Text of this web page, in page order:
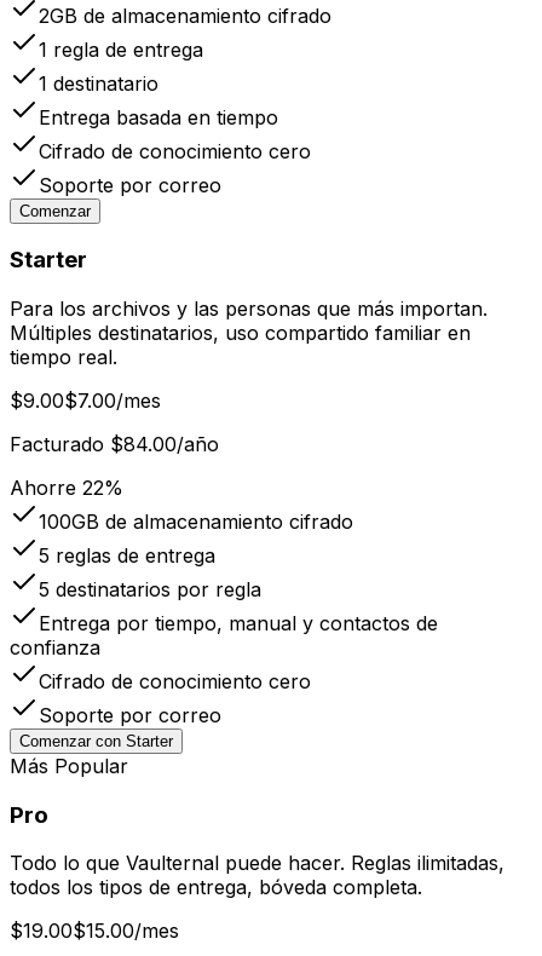
2GB de almacenamiento cifrado
1 regla de entrega
1 destinatario
Entrega basada en tiempo
Cifrado de conocimiento cero
Soporte por correo
Comenzar
Starter
Para los archivos y las personas que más importan.
Múltiples destinatarios, uso compartido familiar en
tiempo real.
$9.00$7.00/mes
Facturado $84.00/año
Ahorre 22%
100GB de almacenamiento cifrado
5 reglas de entrega
5 destinatarios por regla
Entrega por tiempo, manual y contactos de
confianza
Cifrado de conocimiento cero
Soporte por correo
Comenzar con Starter
Más Popular
Pro
Todo lo que Vaulternal puede hacer. Reglas ilimitadas,
todos los tipos de entrega, bóveda completa.
$19.00$15.00/mes